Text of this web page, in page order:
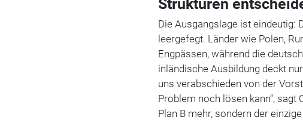
Strukturen
Die Ausgangslage ist eindeutig:
leergefegt. Länder wie Polen,
Engpässen, während die
inländische Ausbildung deckt
uns verabschieden von der
Problem noch lösen kann“, sagt
Plan B mehr, sondern der